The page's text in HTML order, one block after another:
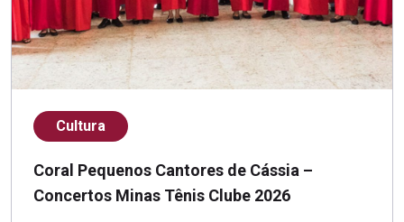
Cultura
Coral Pequenos Cantores de Cássia –
Concertos Minas Tênis Clube 2026